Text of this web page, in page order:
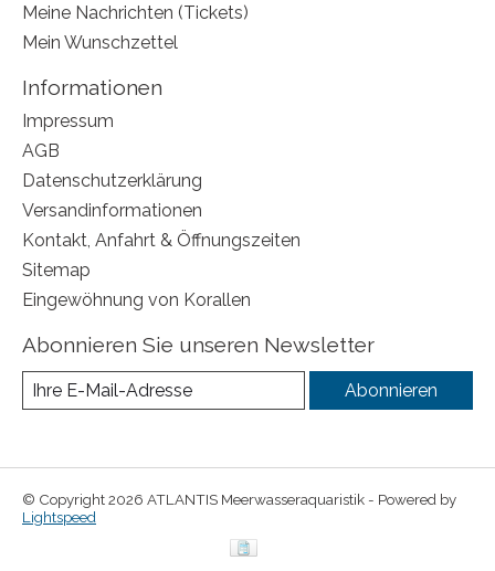
Meine Nachrichten (Tickets)
Mein Wunschzettel
Informationen
Impressum
AGB
Datenschutzerklärung
Versandinformationen
Kontakt, Anfahrt & Öffnungszeiten
Sitemap
Eingewöhnung von Korallen
Abonnieren Sie unseren Newsletter
Abonnieren
© Copyright 2026 ATLANTIS Meerwasseraquaristik - Powered by
Lightspeed